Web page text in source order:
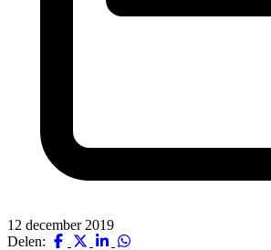
12 december 2019
Delen: